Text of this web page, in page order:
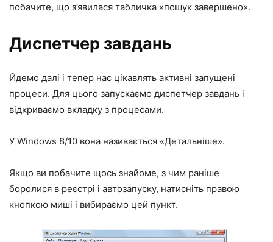
побачите, що з’явилася табличка «пошук завершено».
Диспетчер завдань
Йдемо далі і тепер нас цікавлять активні запущені
процеси. Для цього запускаємо диспетчер завдань і
відкриваємо вкладку з процесами.
У Windows 8/10 вона називається «Детальніше».
Якщо ви побачите щось знайоме, з чим раніше
боролися в реєстрі і автозапуску, натисніть правою
кнопкою миші і вибираємо цей пункт.